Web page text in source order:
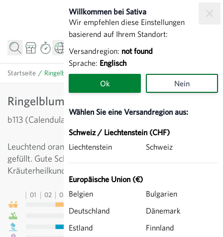
Willkommen bei Sativa
Wir empfehlen diese Einstellungen
basierend auf Ihrem Standort:
Versandregion: not found
Sprache: Englisch
Ok Nein
Wählen Sie eine Versandregion aus:
Schweiz / Liechtenstein (CHF)
Liechtenstein
Schweiz
Europäische Union (€)
Belgien
Bulgarien
Deutschland
Dänemark
Estland
Finnland
Startseite / Ringelblume Orange - Einjährige Blume
Ringelblume Orange - Einjährige Blume
b113 (Calendula officinalis)
Leuchtend orangeblühende Heil- und Zierpflanze. Halb
gefüllt. Gute Schnittblume. Ca. 50 cm hoch. In der
Kräuterheilkunde ein beliebtes Mittel bei Verletzungen.
01 02 03 04 05 09 10